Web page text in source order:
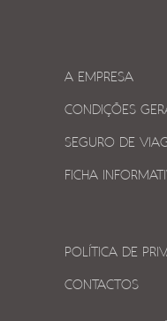
A EMPRESA
CONDIÇÕES
SEGURO DE
FICHA
POLÍTICA DE
CONTACTOS